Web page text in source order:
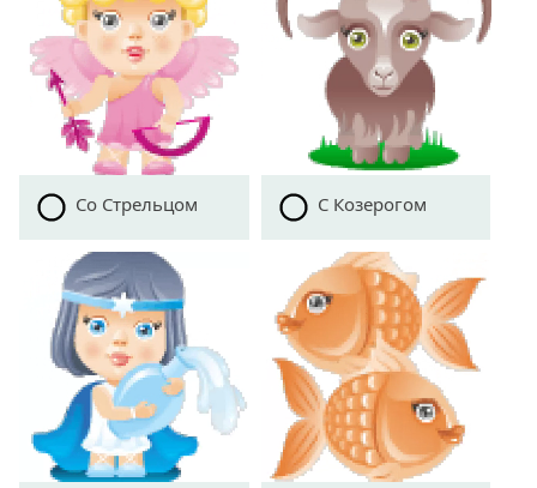
Со Стрельцом С Козерогом